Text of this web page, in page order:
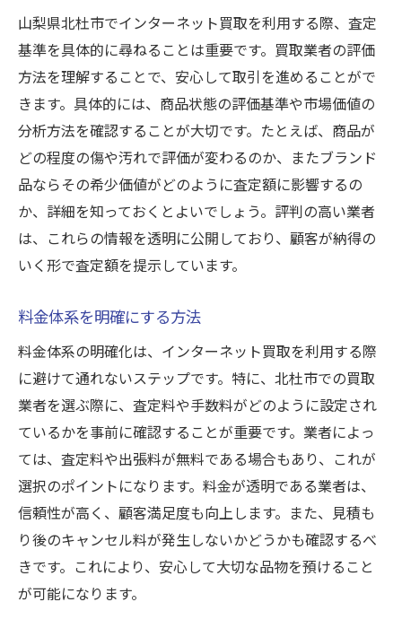
山梨県北杜市でインターネット買取を利用する際、査定
基準を具体的に尋ねることは重要です。買取業者の評価
方法を理解することで、安心して取引を進めることがで
きます。具体的には、商品状態の評価基準や市場価値の
分析方法を確認することが大切です。たとえば、商品が
どの程度の傷や汚れで評価が変わるのか、またブランド
品ならその希少価値がどのように査定額に影響するの
か、詳細を知っておくとよいでしょう。評判の高い業者
は、これらの情報を透明に公開しており、顧客が納得の
いく形で査定額を提示しています。
料金体系を明確にする方法
料金体系の明確化は、インターネット買取を利用する際
に避けて通れないステップです。特に、北杜市での買取
業者を選ぶ際に、査定料や手数料がどのように設定され
ているかを事前に確認することが重要です。業者によっ
ては、査定料や出張料が無料である場合もあり、これが
選択のポイントになります。料金が透明である業者は、
信頼性が高く、顧客満足度も向上します。また、見積も
り後のキャンセル料が発生しないかどうかも確認するべ
きです。これにより、安心して大切な品物を預けること
が可能になります。